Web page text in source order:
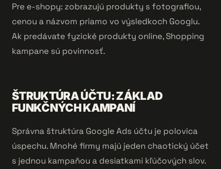
Pre e-shopy: zobrazujú produkty s fotografiou,
cenou a názvom priamo vo výsledkoch Googlu.
Ak predávate fyzické produkty online, Shopping
kampane sú povinnosť.
ŠTRUKTÚRA ÚČTU: ZÁKLAD
FUNKČNÝCH KAMPANÍ
Správna štruktúra Google Ads účtu je polovica
úspechu. Mnohé firmy majú jeden chaotický účet
s jednou kampaňou a desiatkami kľúčových slov.